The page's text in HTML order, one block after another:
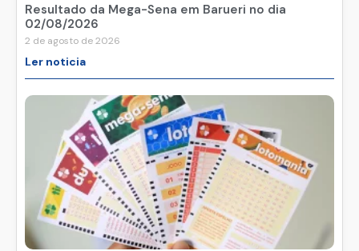
Resultado da Mega-Sena em Barueri no dia
02/08/2026
2 de agosto de 2026
Ler noticia